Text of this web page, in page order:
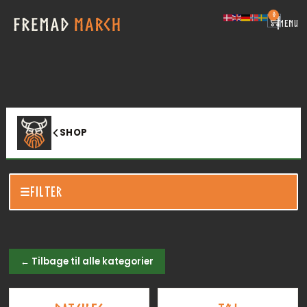
0
|MENU
SHOP
FILTER
← Tilbage til alle kategorier